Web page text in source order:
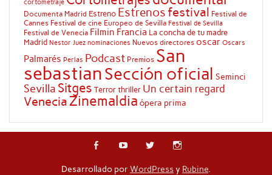
cortometraje
Documenta Madrid Estreno Estrenos festival Festival de
Cannes Festival de cine Europeo de Sevilla Festival de Sevilla
Festival de Venecia Filmin Francia La concha de tu madre
Madrid Nestor Juez nominaciones Nuevos directores oscar Oscars
Palmarés Perlas Podcast Premios San
sebastianSección oficial Seminci
Sevilla Sitges Terrorthriller Un certain regard
Venecia Zinemaldia ópera prima
Desarrollado por WordPressy Rubine.